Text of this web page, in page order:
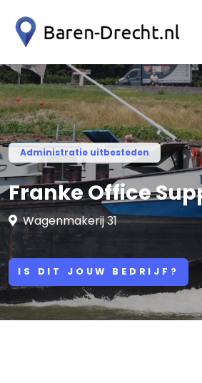
Administratie uitbesteden
Franke Office
Wagenmakerij 31
IS DIT JOUW BEDRIJF?